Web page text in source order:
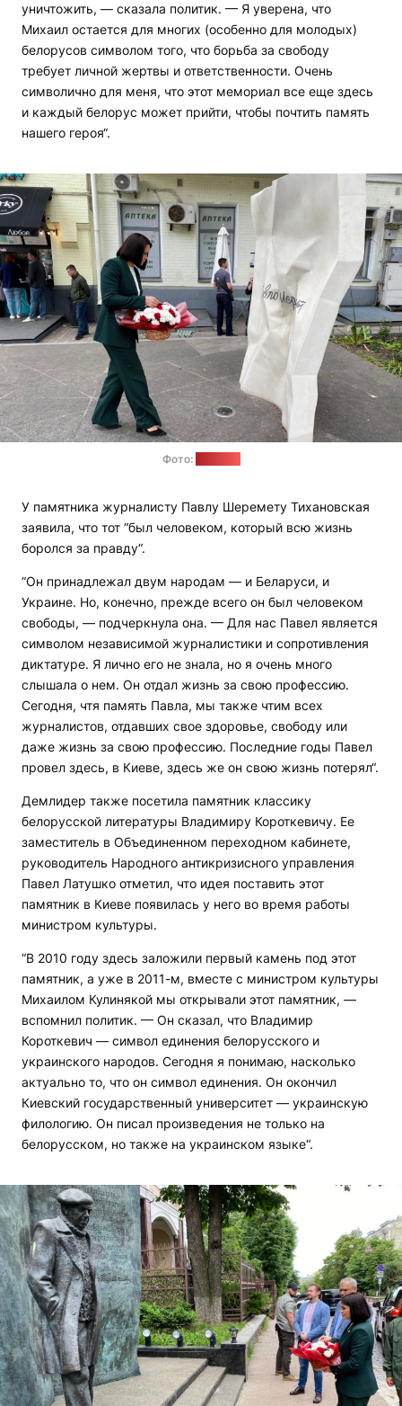
уничтожить, — сказала политик. — Я уверена, что
Михаил остается для многих (особенно для молодых)
белорусов символом того, что борьба за свободу
требует личной жертвы и ответственности. Очень
символично для меня, что этот мемориал все еще здесь
и каждый белорус может прийти, чтобы почтить память
нашего героя“.
Фото:
У памятника журналисту Павлу Шеремету Тихановская
заявила, что тот “был человеком, который всю жизнь
боролся за правду“.
“Он принадлежал двум народам — и Беларуси, и
Украине. Но, конечно, прежде всего он был человеком
свободы, — подчеркнула она. — Для нас Павел является
символом независимой журналистики и сопротивления
диктатуре. Я лично его не знала, но я очень много
слышала о нем. Он отдал жизнь за свою профессию.
Сегодня, чтя память Павла, мы также чтим всех
журналистов, отдавших свое здоровье, свободу или
даже жизнь за свою профессию. Последние годы Павел
провел здесь, в Киеве, здесь же он свою жизнь потерял“.
Демлидер также посетила памятник классику
белорусской литературы Владимиру Короткевичу. Ее
заместитель в Объединенном переходном кабинете,
руководитель Народного антикризисного управления
Павел Латушко отметил, что идея поставить этот
памятник в Киеве появилась у него во время работы
министром культуры.
“В 2010 году здесь заложили первый камень под этот
памятник, а уже в 2011-м, вместе с министром культуры
Михаилом Кулинякой мы открывали этот памятник, —
вспомнил политик. — Он сказал, что Владимир
Короткевич — символ единения белорусского и
украинского народов. Сегодня я понимаю, насколько
актуально то, что он символ единения. Он окончил
Киевский государственный университет — украинскую
филологию. Он писал произведения не только на
белорусском, но также на украинском языке“.